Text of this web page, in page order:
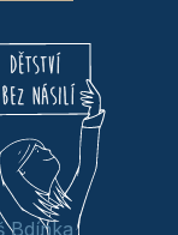
Bdínka